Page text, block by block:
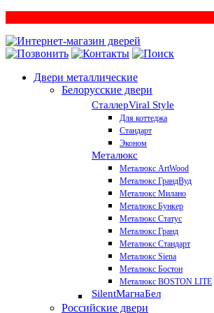
Двери металлические
Белорусские двери
СталлерViral Style
Для коттеджа
Стандарт
Эконом
Металюкс
Металюкс ArtWood
Металюкс ГрандВуд
Металюкс Милано
Металюкс Бункер
Металюкс Статус
Металюкс Гранд
Металюкс Стандарт
Металюкс Siena
Металюкс Бостон
Металюкс BOSTON LITE
SilentМагнаБел
Российские двери